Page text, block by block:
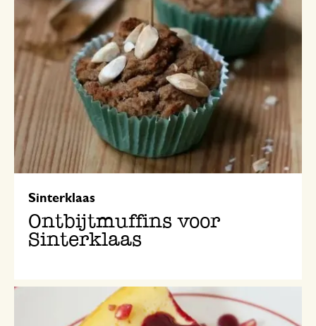
Sinterklaas
Ontbijtmuffins voor
Sinterklaas